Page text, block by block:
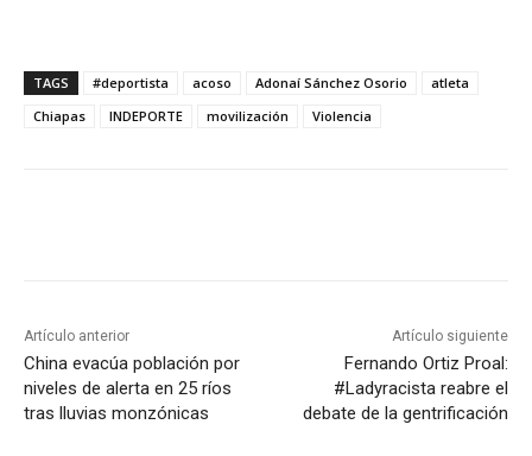
TAGS #deportista acoso Adonaí Sánchez Osorio
atleta
Chiapas
INDEPORTE movilización Violencia
Artículo anterior
China evacúa población por
niveles de alerta en 25 ríos
tras lluvias monzónicas
Artículo siguiente
Fernando Ortiz Proal:
#Ladyracista reabre el
debate de la gentrificación